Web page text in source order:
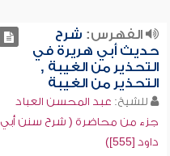
الفهرس: شرح
حديث أبي هريرة في
التحذير من الغيبة ,
التحذير من الغيبة
للشيخ: عبد المحسن العباد
جزء من محاضرة ( شرح سنن أبي
داود [555])